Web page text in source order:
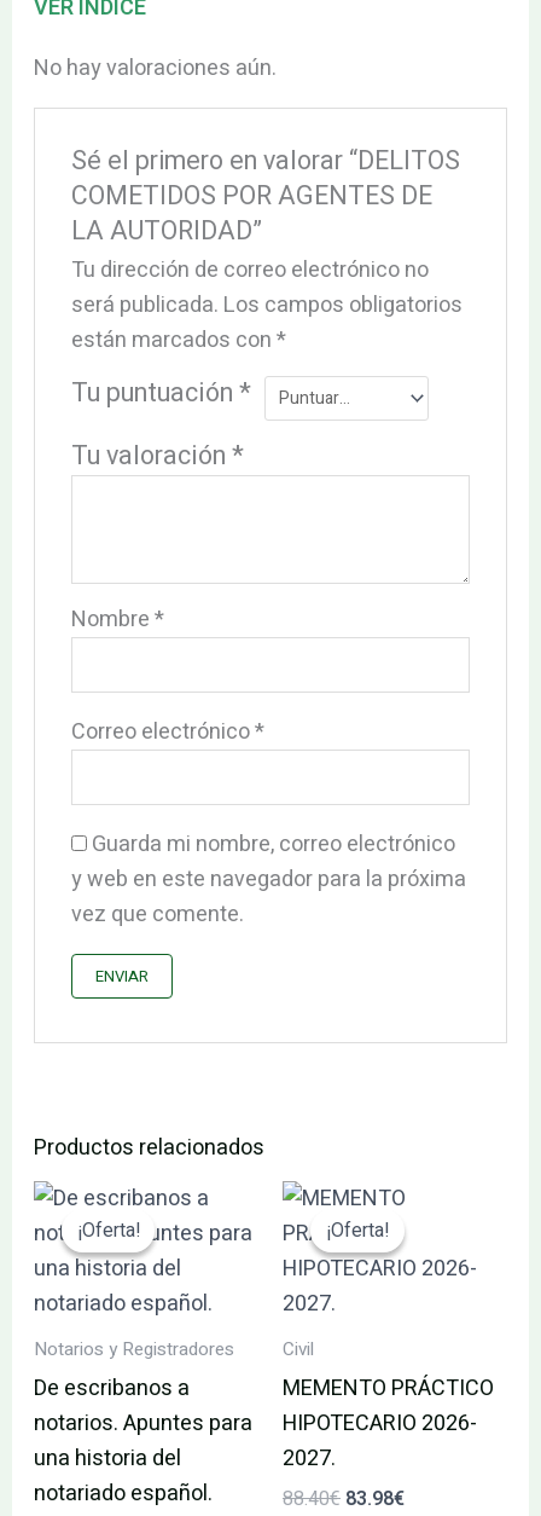
VER INDICE
No hay valoraciones aún.
Sé el primero en valorar “DELITOS
COMETIDOS POR AGENTES DE
LA AUTORIDAD”
Tu dirección de correo electrónico no
será publicada. Los campos obligatorios
están marcados con*
Tu puntuación*
Tu valoración*
Nombre*
Correo electrónico*
Guarda mi nombre, correo electrónico
y web en este navegador para la próxima
vez que comente.
Productos relacionados
¡Oferta!
¡Oferta!
Notarios y Registradores
De escribanos a
notarios. Apuntes para
una historia del
notariado español.
El
precio
original
era:
29.95€.
El
precio
actual
es:
28.45€.
¡Oferta!
¡Oferta!
Civil
MEMENTO PRÁCTICO
HIPOTECARIO 2026-
2027.
88.40€
El
precio
original
era:
83.98€
El
actual
es: